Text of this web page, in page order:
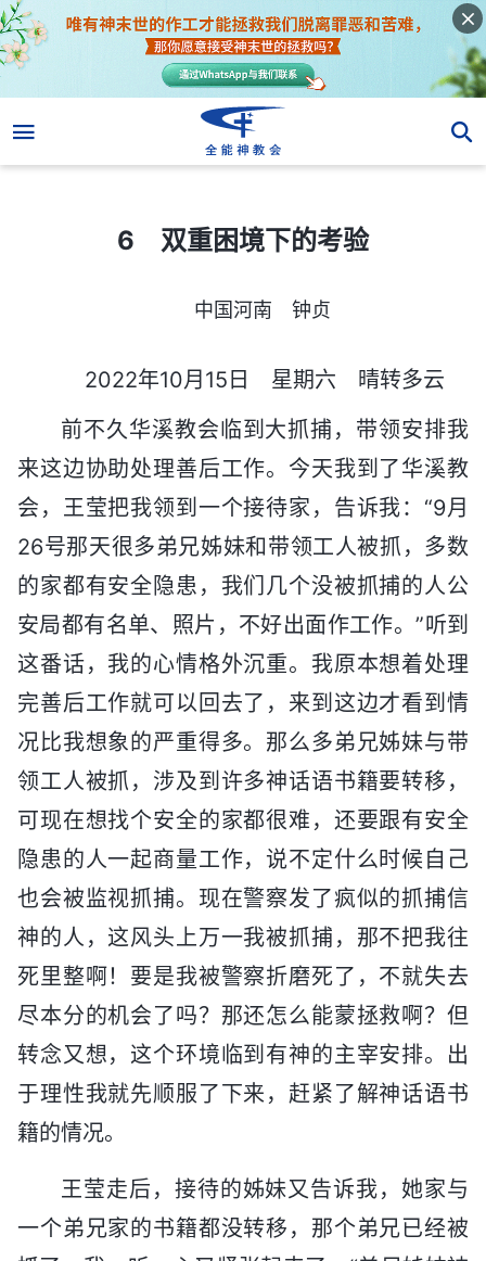
6 双重困境下的考验
中国河南 钟贞
2022年10月15日 星期六 晴转多云
前不久华溪教会临到大抓捕，带领安排我
来这边协助处理善后工作。今天我到了华溪教
会，王莹把我领到一个接待家，告诉我：“9月
26号那天很多弟兄姊妹和带领工人被抓，多数
的家都有安全隐患，我们几个没被抓捕的人公
安局都有名单、照片，不好出面作工作。”听到
这番话，我的心情格外沉重。我原本想着处理
完善后工作就可以回去了，来到这边才看到情
况比我想象的严重得多。那么多弟兄姊妹与带
领工人被抓，涉及到许多神话语书籍要转移，
可现在想找个安全的家都很难，还要跟有安全
隐患的人一起商量工作，说不定什么时候自己
也会被监视抓捕。现在警察发了疯似的抓捕信
神的人，这风头上万一我被抓捕，那不把我往
死里整啊！要是我被警察折磨死了，不就失去
尽本分的机会了吗？那还怎么能蒙拯救啊？但
转念又想，这个环境临到有神的主宰安排。出
于理性我就先顺服了下来，赶紧了解神话语书
籍的情况。
王莹走后，接待的姊妹又告诉我，她家与
一个弟兄家的书籍都没转移，那个弟兄已经被